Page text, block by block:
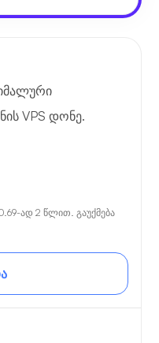
VPS დონე.
-ად 2 წლით. გაუქმება